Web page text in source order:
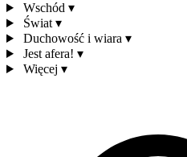
Wschód ▾
Świat ▾
Duchowość i wiara ▾
Jest afera! ▾
Więcej ▾